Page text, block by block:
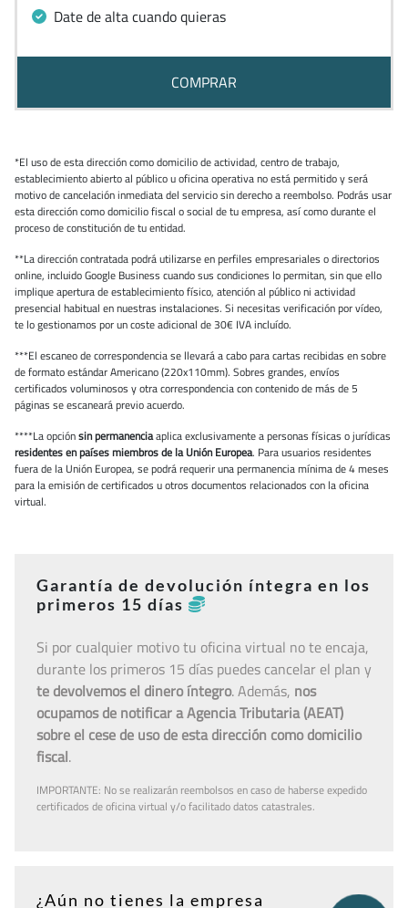
Date de alta cuando quieras
COMPRAR
*El uso de esta dirección como domicilio de actividad, centro de trabajo,
establecimiento abierto al público u oficina operativa no está permitido y será
motivo de cancelación inmediata del servicio sin derecho a reembolso. Podrás usar
esta dirección como domicilio fiscal o social de tu empresa, así como durante el
proceso de constitución de tu entidad.
**La dirección contratada podrá utilizarse en perfiles empresariales o directorios
online, incluido Google Business cuando sus condiciones lo permitan, sin que ello
implique apertura de establecimiento físico, atención al público ni actividad
presencial habitual en nuestras instalaciones. Si necesitas verificación por vídeo,
te lo gestionamos por un coste adicional de 30€ IVA incluído.
***El escaneo de correspondencia se llevará a cabo para cartas recibidas en sobre
de formato estándar Americano (220x110mm). Sobres grandes, envíos
certificados voluminosos y otra correspondencia con contenido de más de 5
páginas se escaneará previo acuerdo.
****La opciónsin permanenciaaplica exclusivamente a personas físicas o jurídicas
residentes en países miembros de la Unión Europea. Para usuarios residentes
fuera de la Unión Europea, se podrá requerir una permanencia mínima de 4 meses
para la emisión de certificados u otros documentos relacionados con la oficina
virtual.
Garantía de devolución íntegra en los
primeros 15 días
Si por cualquier motivo tu oficina virtual no te encaja,
durante los primeros 15 días puedes cancelar el plan y
te devolvemos el dinero íntegro. Además, nos
ocupamos de notificar a Agencia Tributaria (AEAT)
sobre el cese de uso de esta dirección como domicilio
fiscal.
IMPORTANTE: No se realizarán reembolsos en caso de haberse expedido
certificados de oficina virtual y/o facilitado datos catastrales.
¿Aún no tienes la empresa